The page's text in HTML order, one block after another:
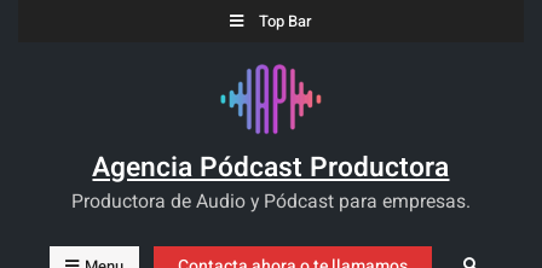
Top Bar
Agencia Pódcast Productora
Productora de Audio y Pódcast para empresas.